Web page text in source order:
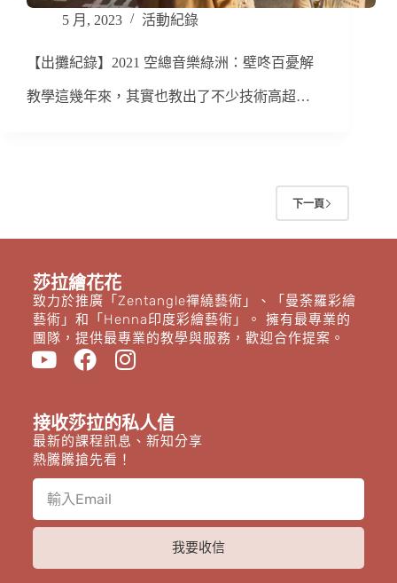
5 月, 2023 活動紀錄
【出攤紀錄】2021 空總音樂綠洲：壁咚百憂解
教學這幾年來，其實也教出了不少技術高超…
下一頁
莎拉繪花花
致力於推廣「Zentangle禪繞藝術」、「曼荼羅彩繪
藝術」和「Henna印度彩繪藝術」。 擁有最專業的
團隊，提供最專業的教學與服務，歡迎合作提案。
接收莎拉的私人信
最新的課程訊息、新知分享
熱騰騰搶先看！
我要收信